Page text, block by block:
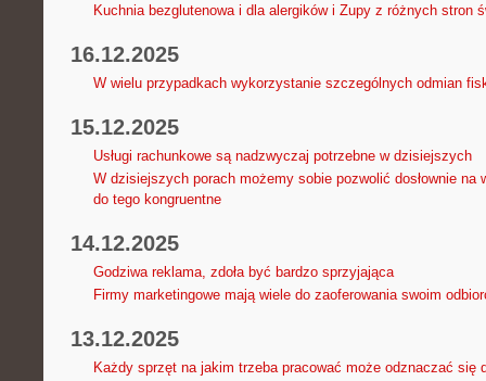
Kuchnia bezglutenowa i dla alergików i Zupy z różnych stron
16.12.2025
W wielu przypadkach wykorzystanie szczególnych odmian
15.12.2025
Usługi rachunkowe są nadzwyczaj potrzebne w dzisiejszych
W dzisiejszych porach możemy sobie pozwolić dosłownie
do tego kongruentne
14.12.2025
Godziwa reklama, zdoła być bardzo sprzyjająca
Firmy marketingowe mają wiele do zaoferowania swoim
13.12.2025
Każdy sprzęt na jakim trzeba pracować może odznaczać się